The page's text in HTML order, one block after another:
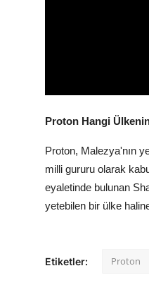
Proton Hangi
Proton, Malezya'nın
milli gururu olarak
eyaletinde bulunan
yetebilen bir ülke
Etiketler: Proton